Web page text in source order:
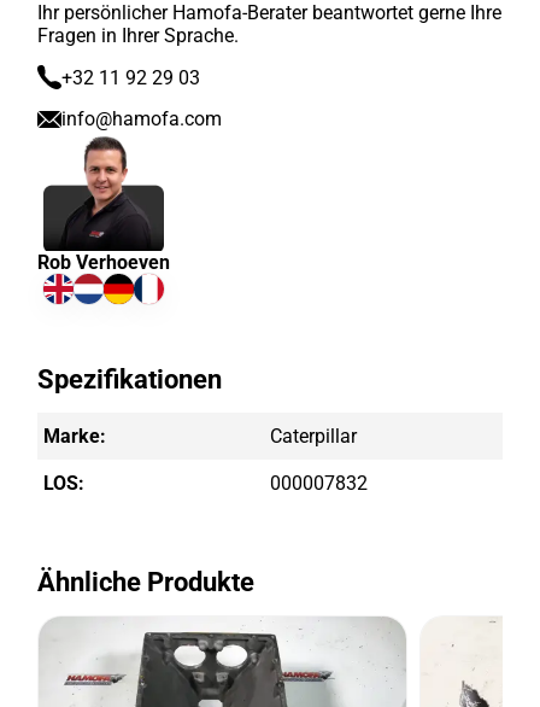
Ihr persönlicher Hamofa-Berater beantwortet gerne Ihre
Fragen in Ihrer Sprache.
+32 11 92 29 03
info@hamofa.com
Rob Verhoeven
Spezifikationen
Marke: Caterpillar
LOS: 000007832
Ähnliche Produkte